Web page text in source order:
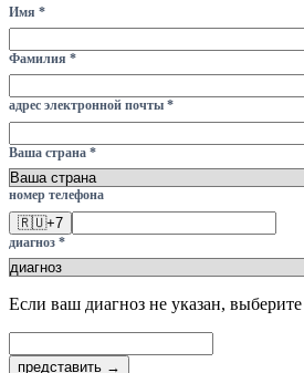
Имя *
Фамилия *
адрес электронной почты *
Ваша страна *
номер телефона
🇷🇺+7
диагноз *
Если ваш диагноз не указан, выберите
представить →